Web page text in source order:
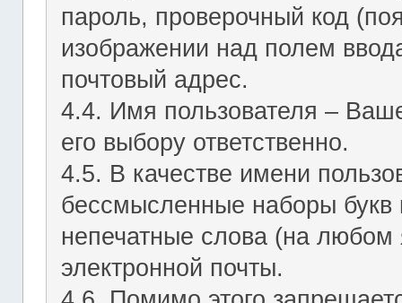
пароль, проверочный код
изображении над полем
почтовый адрес.
4.4. Имя пользователя –
его выбору ответственно.
4.5. В качестве имени
бессмысленные наборы
непечатные слова (на любом
электронной почты.